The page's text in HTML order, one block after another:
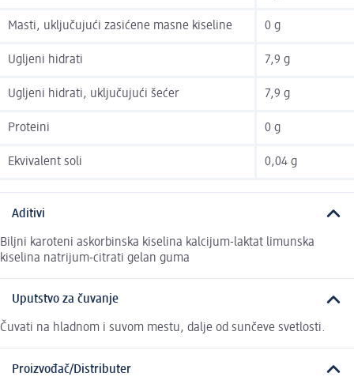
Masti, uključujući zasićene masne kiseline 0 g
Ugljeni hidrati 7,9 g
Ugljeni hidrati, uključujući šećer 7,9 g
Proteini 0 g
Ekvivalent soli 0,04 g
Aditivi
Biljni karoteni askorbinska kiselina kalcijum-laktat limunska
kiselina natrijum-citrati gelan guma
Uputstvo za čuvanje
Čuvati na hladnom i suvom mestu, dalje od sunčeve svetlosti.
Proizvođač/Distributer